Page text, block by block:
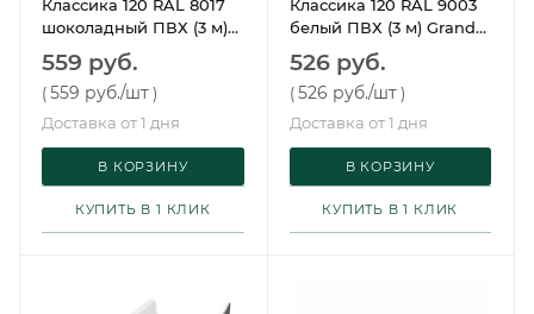
Классика 120 RAL 8017
шоколадный ПВХ (3 м)
Grand Line
559 руб.
(559 руб./шт)
Доставка от 1 дня
В КОРЗИНУ
КУПИТЬ В 1 КЛИК
Классика 120 RAL 9003
белый ПВХ (3 м) Grand
526 руб.
(526 руб./шт )
Доставка от 1 дня
В КОРЗИНУ
КУПИТЬ В 1 КЛИК